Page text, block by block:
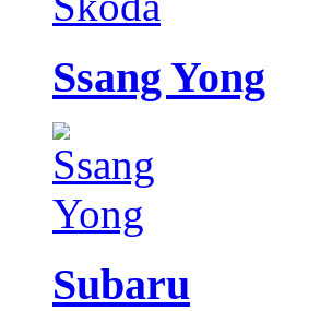
Ssang Yong
Subaru